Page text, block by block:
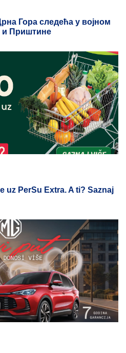
Гора следећа у војном
и Приштине
uz PerSu Extra. A ti? Saznaj